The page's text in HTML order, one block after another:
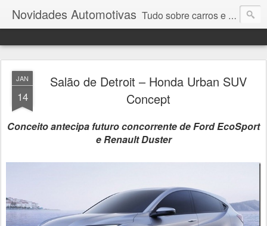
Novidades Automotivas Tudo sobre carros e motores
JAN
14
Salão de Detroit – Honda Urban SUV
Concept
Conceito antecipa futuro concorrente de Ford EcoSport
e Renault Duster